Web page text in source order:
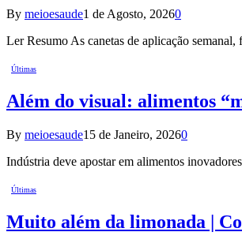
By meioesaude1 de Agosto, 20260
Ler Resumo As canetas de aplicação
Últimas
Além do visual: alimentos
By meioesaude15 de Janeiro, 20260
Indústria deve apostar em alimentos
Últimas
Muito além da limonada |